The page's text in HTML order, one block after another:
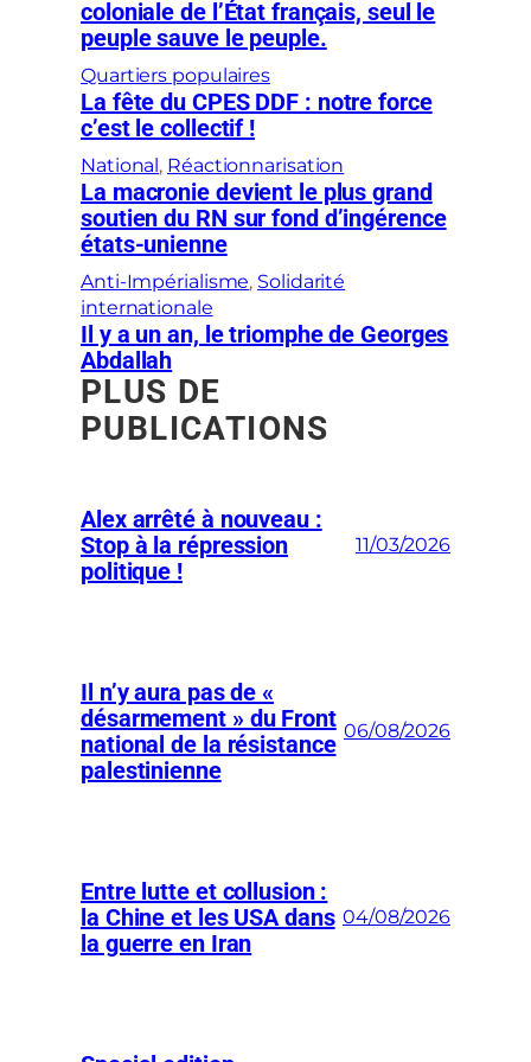
coloniale de l’État français, seul le
peuple sauve le peuple.
Quartiers populaires
La fête du CPES DDF : notre force
c’est le collectif !
National, Réactionnarisation
La macronie devient le plus grand
soutien du RN sur fond d’ingérence
états-unienne
Anti-Impérialisme, Solidarité
internationale
Il y a un an, le triomphe de Georges
Abdallah
PLUS DE
PUBLICATIONS
Alex arrêté à nouveau :
Stop à la répression
politique !
11/03/2026
Il n’y aura pas de «
désarmement » du Front
national de la résistance
palestinienne
06/08/2026
Entre lutte et collusion :
la Chine et les USA dans
la guerre en Iran
04/08/2026